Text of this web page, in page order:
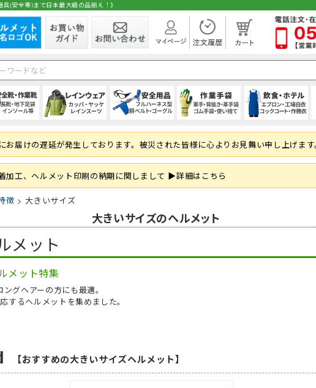
(安全帯)まで日本最大級の品揃え！》
フルハーネス対応 大きいサイズ
ファン
(秋冬・通年) サロペット 防寒ウェア
ト
(春夏) パンツ・スラックス
(春夏) サロペット 高視認性安全服
鳶
ジャージ
ジップアップシャツ (半袖) ジップアップシャツ (長袖)
(夏用) ソックス
(通年) 半袖シャツ
(通年) ソックス (通年) 長袖シャツ
(冬
防寒ウォーマー
タオル バッグ
野球帽タイプ 軽作業帽
乗
折りたたみタイプ 紙帽子
ライナー (スチロール)
ステッカー
防災面 (フェイスシールド)
保
保護帽収納用品
自転車・バイク 熱中症対策 (遮熱)
長靴・ゴム長・レインブーツ サンダル
紐
インソール オーバーシューズ
幅広タイプ(4E)
耐滑性 耐熱性
耐
防寒
レインコート レインシューズ
レ
上着・ジャケット
通学、通勤、自転車
レディース・キッズ
ハーネス型 (ランヤード・ロープ) 胴ベルト型 (1丁掛け)
胴
フック・パッド等付属品 傾斜面用 (ワークポジショニング)
(安全ブロック)
レーザー保護メガネ
胸章・ワッペン 腕章
防
作業ベルト・作業エプロン
滑り止め軍手 (ビニボツ) 滑り止めなし軍手
7ゲ
13ゲージ軍手 (薄手) 火元作業用軍手
人造皮革手袋 (合皮)
ゴム手袋・ビニール手袋 使い捨て手袋 (使い切り手袋)
耐
耐熱・耐火手袋
自動車関連業 品質管理用
サロンエプロン 帽子・キャップ・三角巾
ネ
和風エプロン・前掛 和風小物・履物・アクセサリー
パンツ
衛生帽子(キャップタイプ) 衛生帽子(ケープ付き)
衛
ボンユニ(ボストン商会) FACEMIX(ボンマックス)
準備はお済ですか？防災用品特集！
お届けの遅延が発生しております。被災された皆様に心よりお見舞い申し上げま
加工、ヘルメット印刷の納期に関しまして ▶詳細はこちら
徴 大きいサイズ
大きいサイズのヘルメット
メット
メット特集
グヘアーの方にも最適。
するヘルメットを集めました。
【おすすめの大きいサイズヘルメット】